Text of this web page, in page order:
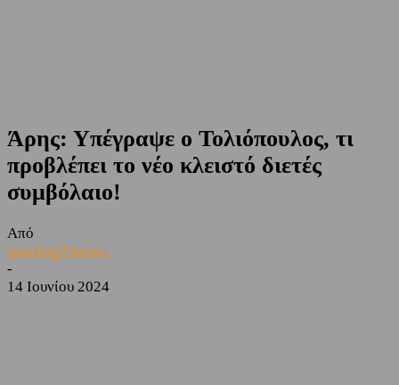
Άρης: Υπέγραψε ο Τολιόπουλος, τι
προβλέπει το νέο κλειστό διετές
συμβόλαιο!
Από
sporting24news
-
14 Ιουνίου 2024